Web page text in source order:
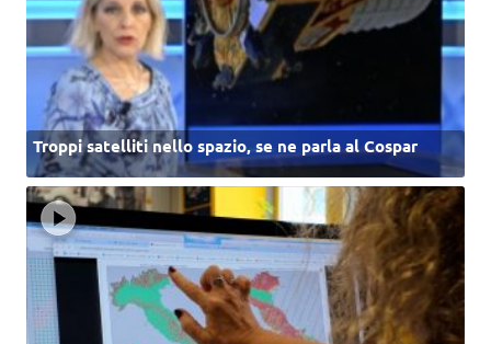
Troppi satelliti nello spazio, se ne parla al Cospar